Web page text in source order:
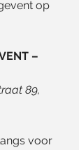
op
–
89,
voor